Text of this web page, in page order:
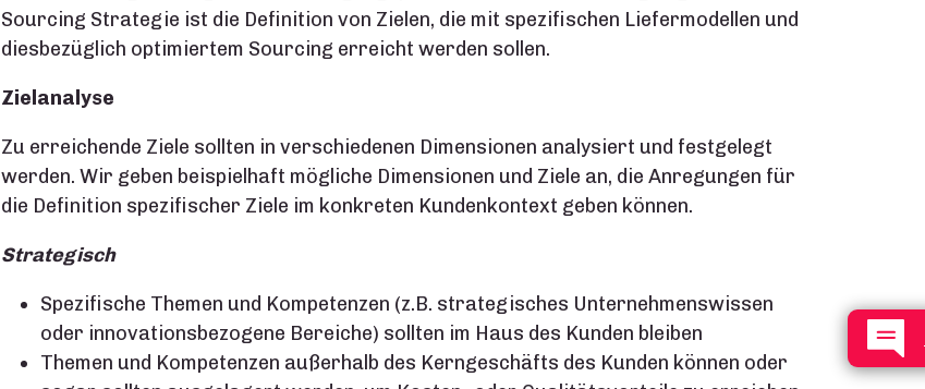
Sourcing Strategie ist die Definition von Zielen, die mit spezifischen Liefermodellen und
diesbezüglich optimiertem Sourcing erreicht werden sollen.
Zielanalyse
Zu erreichende Ziele sollten in verschiedenen Dimensionen analysiert und festgelegt
werden. Wir geben beispielhaft mögliche Dimensionen und Ziele an, die Anregungen für
die Definition spezifischer Ziele im konkreten Kundenkontext geben können.
Strategisch
Spezifische Themen und Kompetenzen (z.B. strategisches Unternehmenswissen
oder innovationsbezogene Bereiche) sollten im Haus des Kunden bleiben
Themen und Kompetenzen außerhalb des Kerngeschäfts des Kunden können oder